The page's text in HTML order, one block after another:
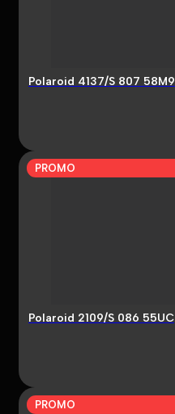
Polaroid 4137/S 807 58M9
PROMO
Polaroid 2109/S 086 55UC
PROMO